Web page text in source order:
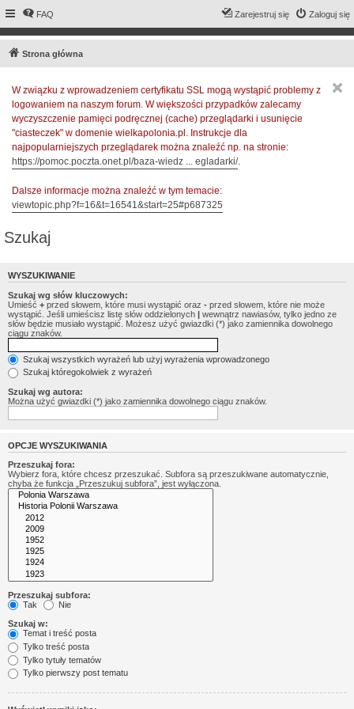
FAQ Zaloguj się
Zarejestruj się
Strona główna
W związku z wprowadzeniem certyfikatu SSL mogą wystąpić problemy z
logowaniem na naszym forum. W większości przypadków zalecamy
wyczyszczenie pamięci podręcznej (cache) przeglądarki i usunięcie
"ciasteczek" w domenie wielkapolonia.pl. Instrukcje dla
najpopularniejszych przeglądarek można znaleźć np. na stronie:
https://pomoc.poczta.onet.pl/baza-wiedz ... egladarki/.
Dalsze informacje można znaleźć w tym temacie:
viewtopic.php?f=16&t=16541&start=25#p687325
Szukaj
WYSZUKIWANIE
Szukaj wg słów kluczowych:
Umieść + przed słowem, które musi wystąpić oraz - przed słowem, które nie może
wystąpić. Jeśli umieścisz listę słów oddzielonych | wewnątrz nawiasów, tylko jedno ze
słów będzie musiało wystąpić. Możesz użyć gwiazdki (*) jako zamiennika dowolnego
ciągu znaków.
Szukaj wszystkich wyrażeń lub użyj wyrażenia wprowadzonego
Szukaj któregokolwiek z wyrażeń
Szukaj wg autora:
Można użyć gwiazdki (*) jako zamiennika dowolnego ciągu znaków.
OPCJE WYSZUKIWANIA
Przeszukaj fora:
Wybierz fora, które chcesz przeszukać. Subfora są przeszukiwane automatycznie,
chyba że funkcja „Przeszukuj subfora”, jest wyłączona.
Przeszukaj subfora:
Tak
Nie
Szukaj w:
Temat i treść posta
Tylko treść posta
Tylko tytuły tematów
Tylko pierwszy post tematu